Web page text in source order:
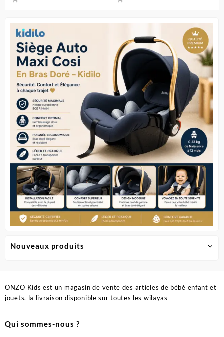
Nouveaux produits
ONZO Kids est un magasin de vente des articles de bébé enfant et
jouets, la livraison disponible sur toutes les wilayas
Qui sommes-nous ?